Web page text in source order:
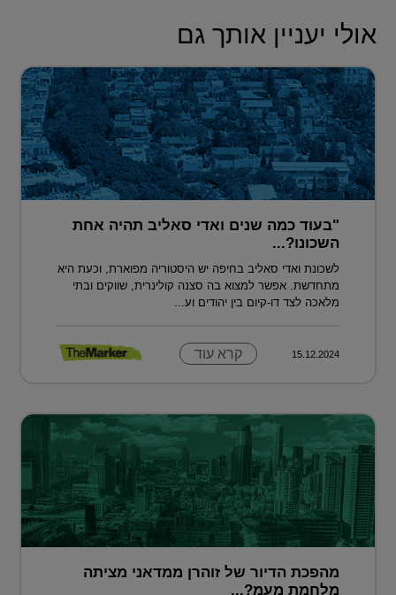
אולי יעניין אותך גם
"בעוד כמה שנים ואדי סאליב תהיה אחת
השכונו?...
לשכונת ואדי סאליב בחיפה יש היסטוריה מפוארת, וכעת היא
מתחדשת. אפשר למצוא בה סצנה קולינרית, שווקים ובתי
מלאכה לצד דו-קיום בין יהודים וע...
15.12.2024 קרא עוד
מהפכת הדיור של זוהרן ממדאני מציתה
מלחמת מעמ?...